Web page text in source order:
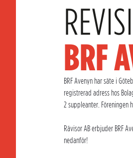
BRF
BRF Avenyn har säte i
registrerad adress hos
2 suppleanter. Föreningen
Rävisor AB erbjuder BRF
nedanför!